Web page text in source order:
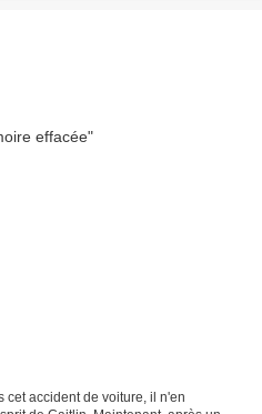
cet accident de voiture, il n'en